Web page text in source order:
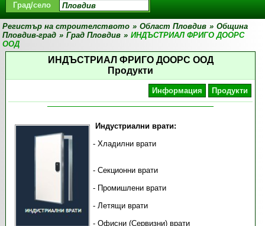
Град/село
Регистър на строителството » Област Пловдив » Община
Пловдив-град » Град Пловдив » ИНДЪСТРИАЛ ФРИГО ДООРС
ООД
ИНДЪСТРИАЛ ФРИГО ДООРС ООД
Продукти
Информация Продукти
Индустриални врати:
- Хладилни врати
- Секционни врати
- Промишлени врати
- Летящи врати
- Офисни (Сервизни) врати